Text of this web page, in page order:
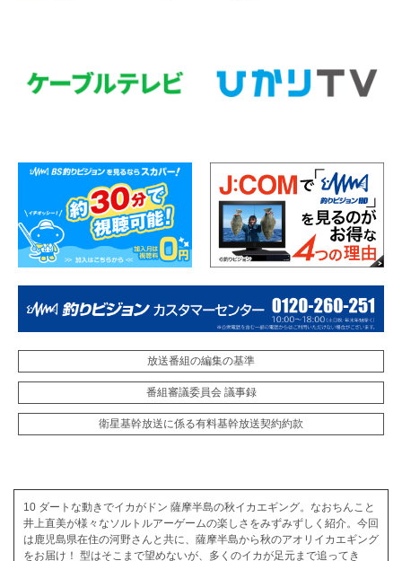
放送番組の編集の基準
番組審議委員会 議事録
衛星基幹放送に係る有料基幹放送契約約款
10 ダートな動きでイカがドン 薩摩半島の秋イカエギング。なおちんこと
井上直美が様々なソルトルアーゲームの楽しさをみずみずしく紹介。今回
は鹿児島県在住の河野さんと共に、薩摩半島から秋のアオリイカエギング
をお届け！ 型はそこまで望めないが、多くのイカが足元まで追ってき